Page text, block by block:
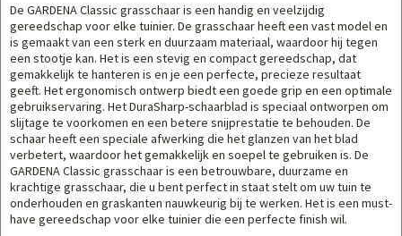
De GARDENA Classic grasschaar is een handig en veelzijdig
gereedschap voor elke tuinier. De grasschaar heeft een vast model en
is gemaakt van een sterk en duurzaam materiaal, waardoor hij tegen
een stootje kan. Het is een stevig en compact gereedschap, dat
gemakkelijk te hanteren is en je een perfecte, precieze resultaat
geeft. Het ergonomisch ontwerp biedt een goede grip en een optimale
gebruikservaring. Het DuraSharp-schaarblad is speciaal ontworpen om
slijtage te voorkomen en een betere snijprestatie te behouden. De
schaar heeft een speciale afwerking die het glanzen van het blad
verbetert, waardoor het gemakkelijk en soepel te gebruiken is. De
GARDENA Classic grasschaar is een betrouwbare, duurzame en
krachtige grasschaar, die u bent perfect in staat stelt om uw tuin te
onderhouden en graskanten nauwkeurig bij te werken. Het is een must-
have gereedschap voor elke tuinier die een perfecte finish wil.